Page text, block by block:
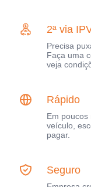
2ª via
Precisa
Faça uma
veja
Rápido
Em poucos
veículo,
pagar.
Seguro